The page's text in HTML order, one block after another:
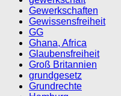
Gewerkschaften
Gewissensfreiheit
GG
Ghana, Africa
Glaubensfreiheit
Groß Britannien
grundgesetz
Grundrechte